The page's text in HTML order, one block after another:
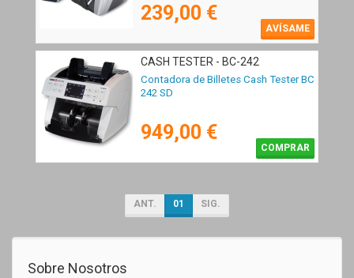
239,00 €
AVÍSAME
CASH TESTER - BC-242
Contadora de Billetes Cash Tester BC
242 SD
949,00 €
COMPRAR
ANT. 01 SIG.
Sobre Nosotros